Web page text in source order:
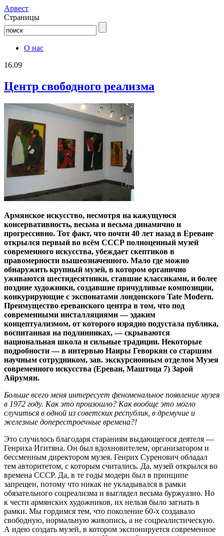
Aрвест
Страницы
О нас
16.09
Центр свободного реализма
Армянское искусство, несмотря на кажущуюся
консервативность, весьма и весьма динамично и
прогрессивно. Тот факт, что почти 40 лет назад в Ереване
открылся первый во всём СССР полноценный музей
современного искусства, убеждает скептиков в
правомерности вышеозначенного. Мало где можно
обнаружить крупный музей, в котором органично
уживаются шестидесятники, ставшие классиками, и более
поздние художники, создавшие причудливые композиции,
конкурирующие с экспонатами лондонского Tate Modern.
Преимущество ереванского центра в том, что под
современными инсталляциями — эдаким
концептуализмом, от которого изрядно подустала публика,
воспитанная на подлинниках, — скрываются
национальная школа и сильные традиции. Некоторые
подробности — в интервью Наиры Геворкян со старшим
научным сотрудником, зав. экскурсионным отделом Музея
современного искусства (Ереван, Маштоца 7) Зарой
Айрумян.
Больше всего меня интересует феноменальное появление музея
в 1972 году. Как это произошло? Как вообще это могло
случиться в одной из советских республик, в дремучие и
железные доперестроечные времена?!
Это случилось благодаря стараниям выдающегося деятеля —
Генриха Игитяна. Он был вдохновителем, организатором и
бессменным директором музея. Генрих Суренович обладал
тем авторитетом, с которым считались. Да, музей открылся во
времена СССР. Да, в те годы модерн был в принципе
запрещен, потому что никак не укладывался в рамки
обязательного соцреализма и выглядел весьма буржуазно. Но
к чести армянских художников, их нельзя было загнать в
рамки. Мы гордимся тем, что поколение 60-х создавало
свободную, нормальную живопись, а не соцреалистическую.
А идею создать музей, в котором экспонируется современное